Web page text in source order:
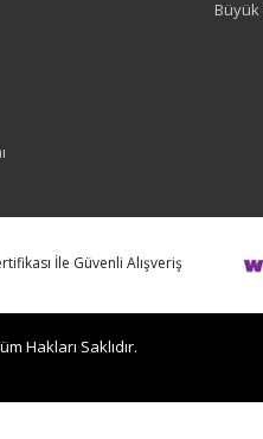
İle Güvenli Alışveriş
Hakları Saklıdır.